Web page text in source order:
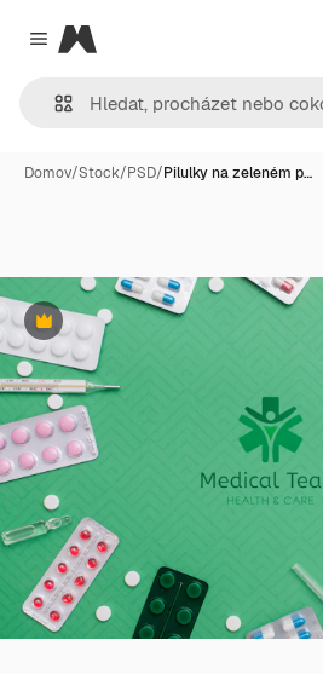
Close menu
Magnific
Domov/Stock/PSD/Pilulky na zeleném p…
Premium